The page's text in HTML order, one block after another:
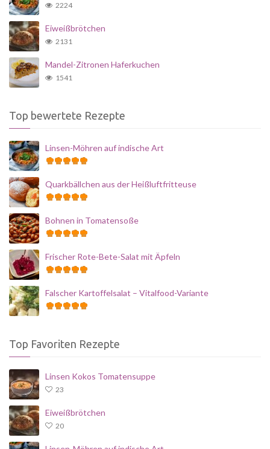
2224
Eiweißbrötchen
2131
Mandel-Zitronen Haferkuchen
1541
Top bewertete Rezepte
Linsen-Möhren auf indische Art
Quarkbällchen aus der Heißluftfritteuse
Bohnen in Tomatensoße
Frischer Rote-Bete-Salat mit Äpfeln
Falscher Kartoffelsalat – Vitalfood-Variante
Top Favoriten Rezepte
Linsen Kokos Tomatensuppe
23
Eiweißbrötchen
20